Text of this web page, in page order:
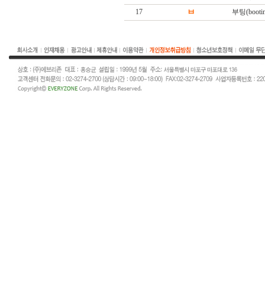
17
ㅂ 부팅